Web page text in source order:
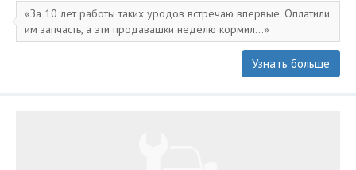
За 10 лет работы таких уродов встречаю впервые. Оплатили
им запчасть, а эти продавашки неделю кормил...
Узнать больше